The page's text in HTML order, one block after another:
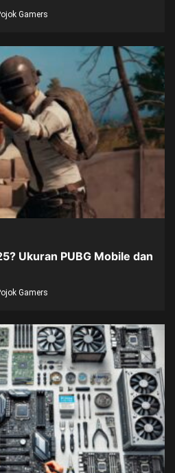
Gamers
Ukuran PUBG Mobile dan
Gamers